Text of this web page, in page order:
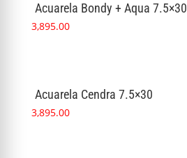
Acuarela Bondy + Aqua 7.5×30
3,895.00
Acuarela Cendra 7.5×30
3,895.00